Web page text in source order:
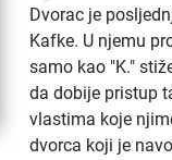
Dvorac je
Kafke. U njemu
samo kao "K."
da dobije pristup
vlastima koje
dvorca koji je